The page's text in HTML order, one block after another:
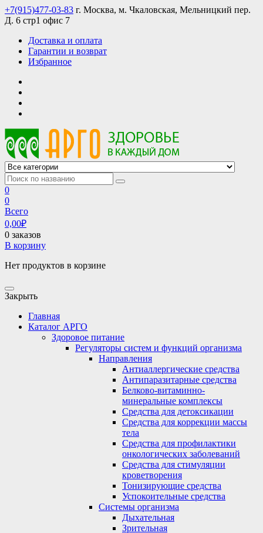
Skip
to
+7(915)477-03-83 г. Москва, м. Чкаловская, Мельницкий пер.
Д. 6 стр1 офис 7
Доставка и оплата
Гарантии и возврат
Избранное
АРГО интернет магазин, доставка в Москве и по всей России
АРГО каталог каталог продукции, официальные цены
0
0
Всего
0,00₽
0 заказов
В корзину
Нет продуктов в корзине
Закрыть
Главная
Каталог АРГО
Здоровое питание
Регуляторы систем и функций организма
Направления
Антиаллергические средства
Антипаразитарные средства
Белково-витаминно-
минеральные комплексы
Средства для детоксикации
Средства для коррекции массы
тела
Средства для профилактики
онкологических заболеваний
Средства для стимуляции
кроветворения
Тонизирующие средства
Успокоительные средства
Системы организма
Дыхательная
Зрительная